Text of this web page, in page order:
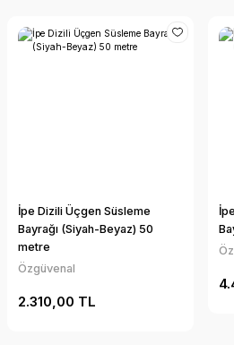
İpe Dizili Üçgen Süsleme
Bayrağı (Siyah-Beyaz) 50
metre
Özgüvenal
2.310,00 TL